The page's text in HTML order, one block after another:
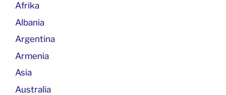
Afrika
Albania
Argentina
Armenia
Asia
Australia